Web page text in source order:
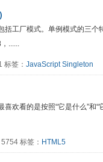
工厂模式。单例模式的三
......
签： JavaScript Singleton
欢看的是按照“它是什么”和
标签： HTML5